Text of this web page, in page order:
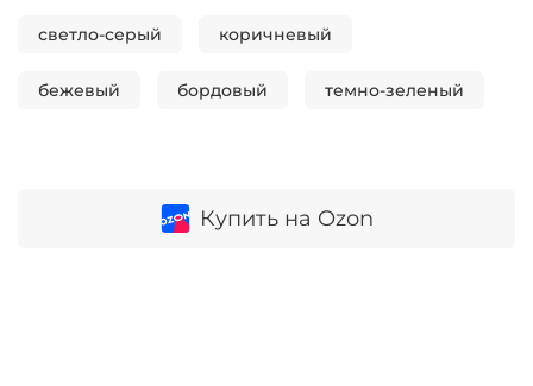
Купить на Ozon
светло-серый коричневый
бежевый бордовый темно-зеленый